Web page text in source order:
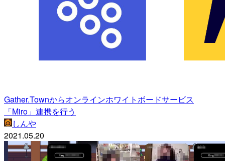
Gather.Townからオンラインホワイトボードサービス
「Miro」連携を行う
しんや
2021.05.20